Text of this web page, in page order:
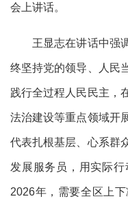
会上讲话。
王显志在讲话中强调
终坚持党的领导、人民
践行全过程人民民主，
法治建设等重点领域开
代表扎根基层、心系群
发展服务员，用实际行
2026年，需要全区上